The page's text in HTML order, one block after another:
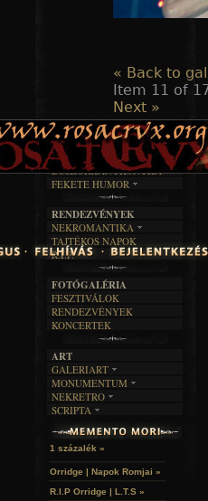
« Back to
Item 11 of
Next »
TAJTÉKOS LAPOK
ZENE
EGYÜTTESEK
INTERJÚK
FORDÍTÁSOK
DALSZÖVEGEK
ÍRÁSOK
IRODALOM
FILM
MŰVÉSZET
ÍRÁSTÖRTÉNET
BOSZORKÁNYKONYHA
FEKETE HUMOR
SZÖVEGES
RENDEZVÉNYEK
NEKROMANTIKA
AKTUÁLIS
A MÚLT
TAJTÉKOS NAPOK
R.I.P.
FOTÓGALÉRIA
FESZTIVÁLOK
RENDEZVÉNYEK
KONCERTEK
ART
GALERIART
ARTGALERI
KÉPREGÉNYEK
LAKÁSKULTS
MONUMENTUM
TEMETŐK
TEMPLOMOK
VÁRAK
HELYEK
NEKRETRO
SZUBKULT
FEKETE LYUK
RELIKVIÁK
SCRIPTA
NOVELLÁK
VERSEK
1 százalék »
Orridge | Napok Romjai »
R.I.P Orridge | L.T.S »